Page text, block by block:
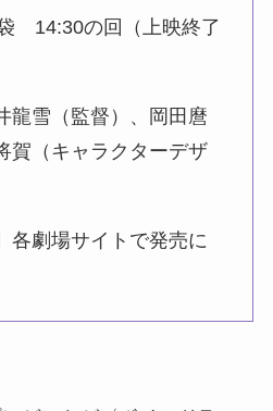
14:30の回（上映終了
龍雪（監督）、岡田麿
賀（キャラクターデザ
各劇場サイトで発売に